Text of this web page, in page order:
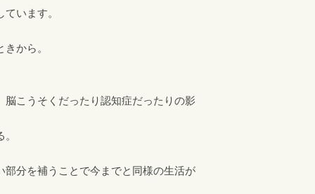
います。
から。
こうそくだったり認知症だったりの影
分を補うことで今までと同様の生活が